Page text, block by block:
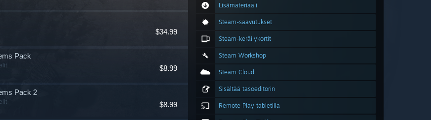
$34.99
$8.99
Pack
$8.99
Pack 2
Lisämateriaali
Steam-saavutukset
Steam-keräilykortit
Steam Workshop
Steam Cloud
Sisältää tasoeditorin
Remote Play tabletilla